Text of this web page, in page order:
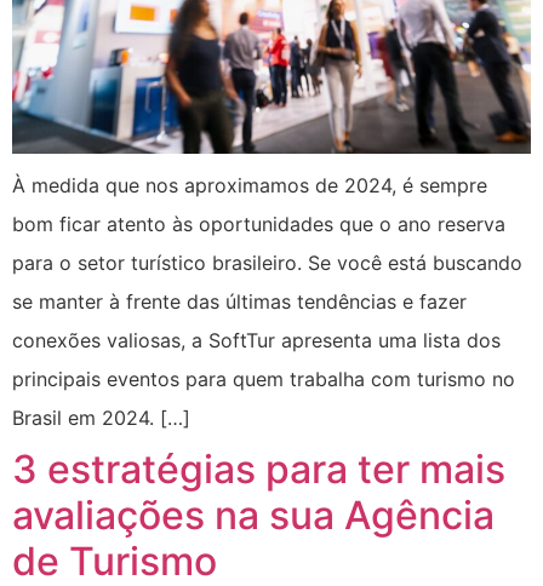
À medida que nos aproximamos de 2024, é sempre
bom ficar atento às oportunidades que o ano reserva
para o setor turístico brasileiro. Se você está buscando
se manter à frente das últimas tendências e fazer
conexões valiosas, a SoftTur apresenta uma lista dos
principais eventos para quem trabalha com turismo no
Brasil em 2024. […]
3 estratégias para ter mais
avaliações na sua Agência
de Turismo